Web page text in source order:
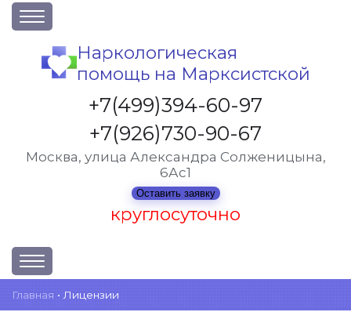
О клинике
Акции
Вакансии
Лицензии
Статьи
Наркологическая
помощь на Марксистской
+7(499)394-60-97
+7(926)730-90-67
Москва, улица Александра Солженицына,
6Ас1
Оставить заявку
круглосуточно
Услуги и стоимость
Главная • Лицензии